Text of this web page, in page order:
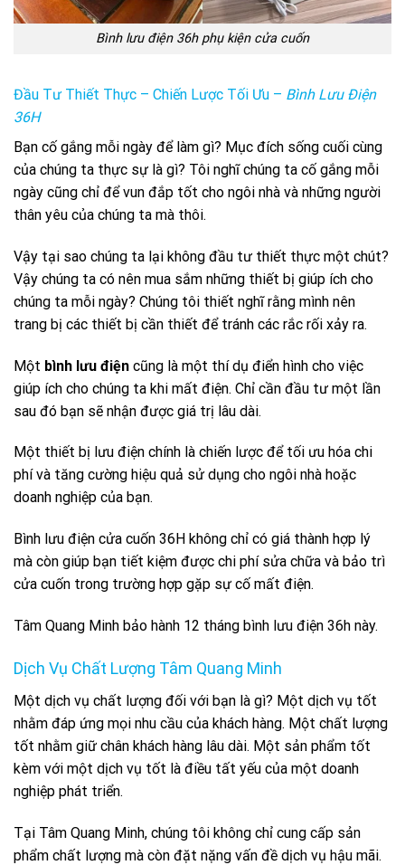
Bình lưu điện 36h phụ kiện cửa cuốn
Đầu Tư Thiết Thực – Chiến Lược Tối Ưu – Bình Lưu Điện
36H
Bạn cố gắng mỗi ngày để làm gì? Mục đích sống cuối cùng
của chúng ta thực sự là gì? Tôi nghĩ chúng ta cố gắng mỗi
ngày cũng chỉ để vun đắp tốt cho ngôi nhà và những người
thân yêu của chúng ta mà thôi.
Vậy tại sao chúng ta lại không đầu tư thiết thực một chút?
Vậy chúng ta có nên mua sắm những thiết bị giúp ích cho
chúng ta mỗi ngày? Chúng tôi thiết nghĩ rằng mình nên
trang bị các thiết bị cần thiết để tránh các rắc rối xảy ra.
Một bình lưu điện cũng là một thí dụ điển hình cho việc
giúp ích cho chúng ta khi mất điện. Chỉ cần đầu tư một lần
sau đó bạn sẽ nhận được giá trị lâu dài.
Một thiết bị lưu điện chính là chiến lược để tối ưu hóa chi
phí và tăng cường hiệu quả sử dụng cho ngôi nhà hoặc
doanh nghiệp của bạn.
Bình lưu điện cửa cuốn 36H không chỉ có giá thành hợp lý
mà còn giúp bạn tiết kiệm được chi phí sửa chữa và bảo trì
cửa cuốn trong trường hợp gặp sự cố mất điện.
Tâm Quang Minh bảo hành 12 tháng bình lưu điện 36h này.
Dịch Vụ Chất Lượng Tâm Quang Minh
Một dịch vụ chất lượng đối với bạn là gì? Một dịch vụ tốt
nhằm đáp ứng mọi nhu cầu của khách hàng. Một chất lượng
tốt nhằm giữ chân khách hàng lâu dài. Một sản phẩm tốt
kèm với một dịch vụ tốt là điều tất yếu của một doanh
nghiệp phát triển.
Tại Tâm Quang Minh, chúng tôi không chỉ cung cấp sản
phẩm chất lượng mà còn đặt nặng vấn đề dịch vụ hậu mãi.